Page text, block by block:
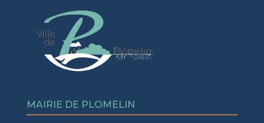
MAIRIE DE PLOMELIN